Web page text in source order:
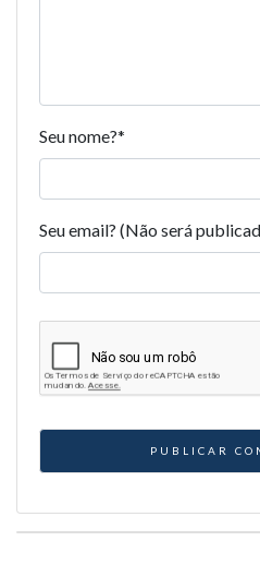
Seu nome?*
Seu email? (Não será